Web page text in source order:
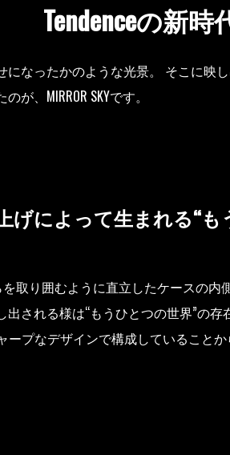
Tendenceの新時
なったかのような光景。 そこに映
、MIRROR SKYです。
げによって生まれる“も
を取り囲むように直立したケースの
される様は“もうひとつの世界”の
プなデザインで構成していること